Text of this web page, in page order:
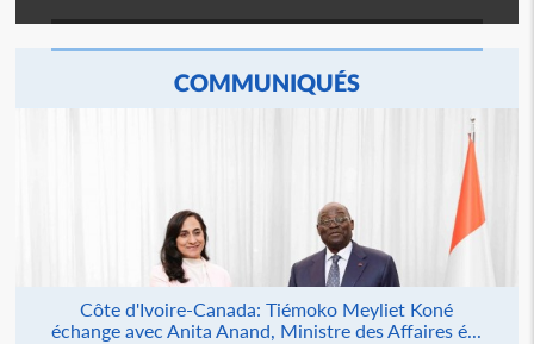
COMMUNIQUÉS
Côte d'Ivoire-Canada: Tiémoko Meyliet Koné
échange avec Anita Anand, Ministre des Affaires é...